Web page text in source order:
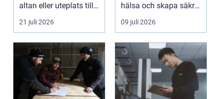
altan eller uteplats till
ett extra rum under
somma...
21 juli 2026
hälsa och skapa säkra
m...
09 juli 2026